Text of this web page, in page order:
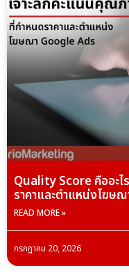
Quality Score คืออะไ
ราคาและตำแหน่งโฆษ
READ MORE »
กรกฎาคม 20, 2026